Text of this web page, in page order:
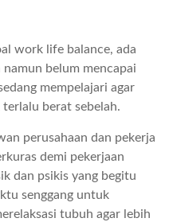
work life balance, ada
belum mencapai
mempelajari agar
berat sebelah.
perusahaan dan pekerja
demi pekerjaan
dan psikis yang begitu
senggang untuk
tubuh agar lebih